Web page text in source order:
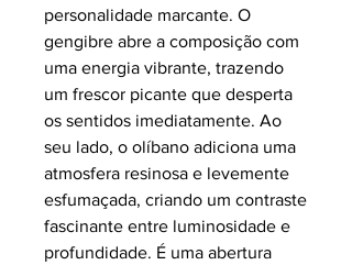
personalidade marcante. O
gengibre abre a composição com
uma energia vibrante, trazendo
um frescor picante que desperta
os sentidos imediatamente. Ao
seu lado, o olíbano adiciona uma
atmosfera resinosa e levemente
esfumaçada, criando um contraste
fascinante entre luminosidade e
profundidade. É uma abertura